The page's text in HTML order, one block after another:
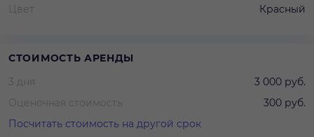
Цвет
Красный
СТОИМОСТЬ АРЕНДЫ
3 дня
3 000 руб.
Оценочная стоимость
300 руб.
Посчитать стоимость на другой срок